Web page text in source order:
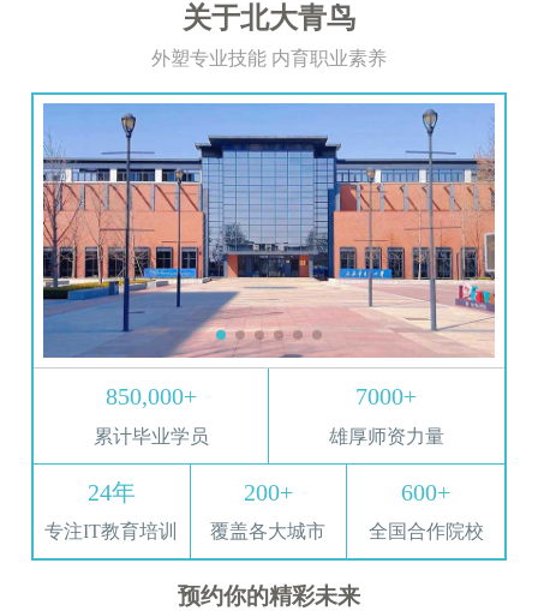
关于北大青鸟
外塑专业技能 内育职业素养
850,000+
累计毕业学员
7000+
雄厚师资力量
24年
专注IT教育培训
200+
覆盖各大城市
600+
全国合作院校
预约你的精彩未来